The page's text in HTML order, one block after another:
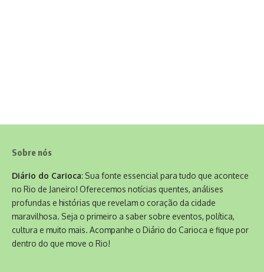
Sobre nós
Diário do Carioca: Sua fonte essencial para tudo que acontece
no Rio de Janeiro! Oferecemos notícias quentes, análises
profundas e histórias que revelam o coração da cidade
maravilhosa. Seja o primeiro a saber sobre eventos, política,
cultura e muito mais. Acompanhe o Diário do Carioca e fique por
dentro do que move o Rio!